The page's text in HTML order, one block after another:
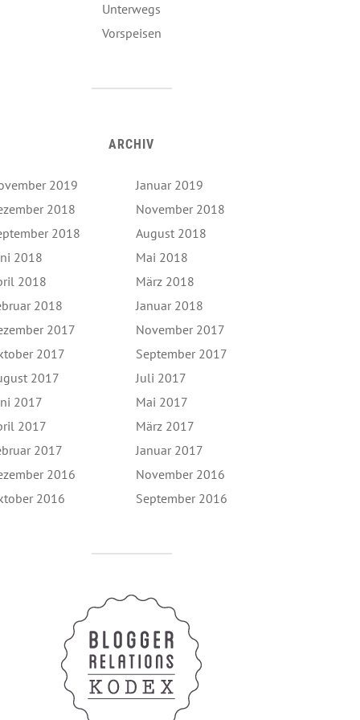
Unterwegs
Vorspeisen
ARCHIV
2019
Januar 2019
2018
November 2018
2018
August 2018
2018
Mai 2018
2018
März 2018
2018
Januar 2018
2017
November 2017
2017
September 2017
2017
Juli 2017
2017
Mai 2017
2017
März 2017
2017
Januar 2017
2016
November 2016
2016
September 2016